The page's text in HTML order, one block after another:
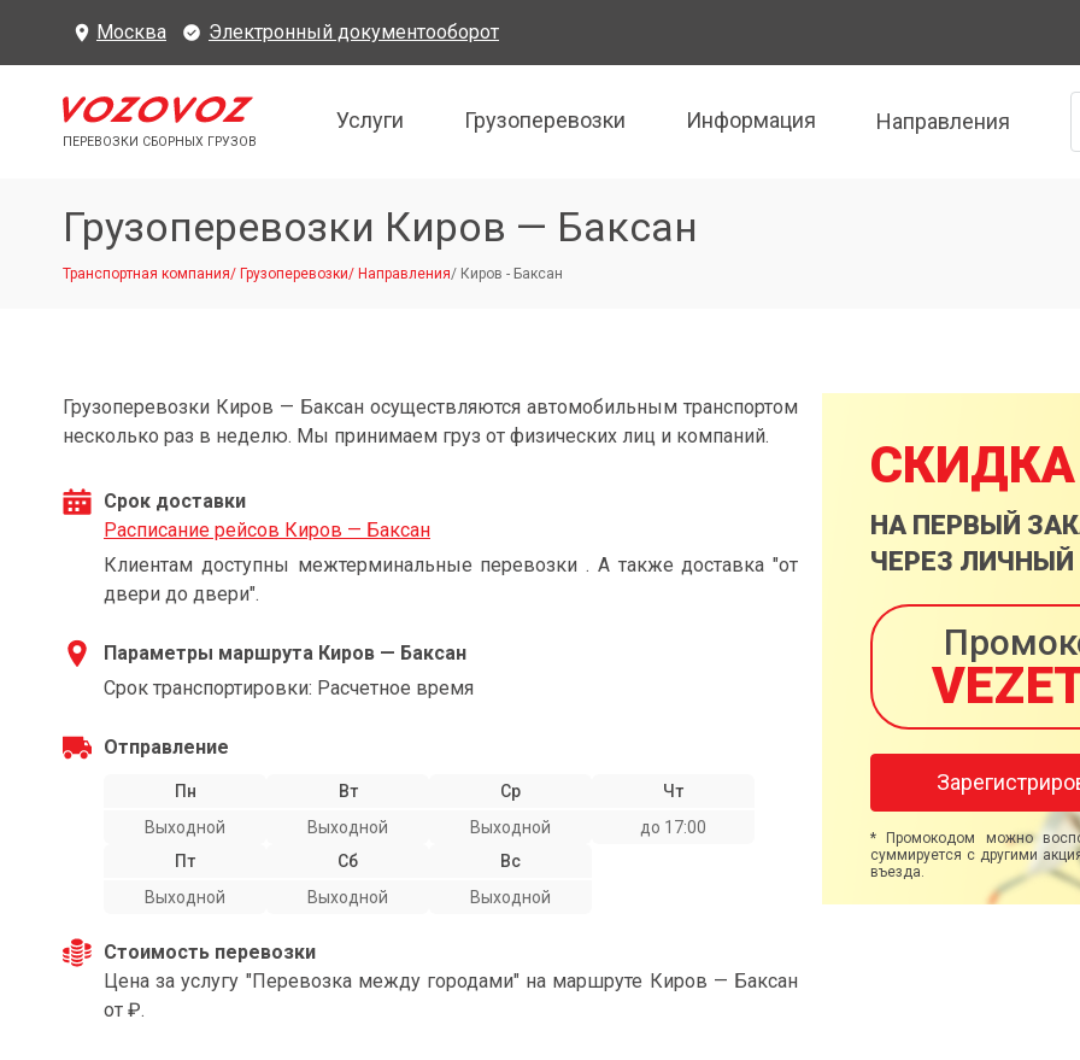
Москва Электронный документооборот
ПЕРЕВОЗКИ СБОРНЫХ ГРУЗОВ
Услуги Грузоперевозки Информация Направления
Грузоперевозки Киров — Баксан
Транспортная компания/ Грузоперевозки/ Направления/ Киров - Баксан
Грузоперевозки Киров — Баксан осуществляются автомобильным транспортом
несколько раз в неделю. Мы принимаем груз от физических лиц и компаний.
Срок доставки
Расписание рейсов Киров — Баксан
Клиентам доступны межтерминальные перевозки . А также доставка "от
двери до двери".
Параметры маршрута Киров — Баксан
Срок транспортировки: Расчетное время
Отправление
Пн
Выходной
Вт
Выходной
Ср
Выходной
Чт
до 17:00
Пт
Выходной
Сб
Выходной
Вс
Выходной
Стоимость перевозки
Цена за услугу "Перевозка между городами" на маршруте Киров — Баксан
от ₽.
СКИДКА
НА ПЕРВЫЙ
ЧЕРЕЗ ЛИЧНЫЙ
* Промокодом можно
суммируется с другими
въезда.